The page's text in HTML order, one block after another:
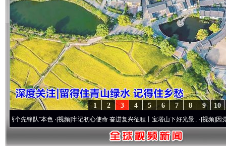
10
9
8
7
6
5
4
3
2
1
”本色·[视频]牢记初心使命 奋进复兴征程丨宝塔山下好光景..·[视频]因党而生 为党